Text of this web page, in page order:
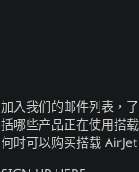
加入我们的邮件列表，
括哪些产品正在使用搭
何时可以购买搭载